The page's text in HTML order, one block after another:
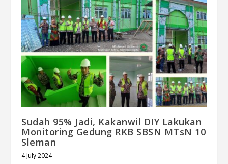
Sudah 95% Jadi, Kakanwil DIY Lakukan
Monitoring Gedung RKB SBSN MTsN 10
Sleman
4 July 2024